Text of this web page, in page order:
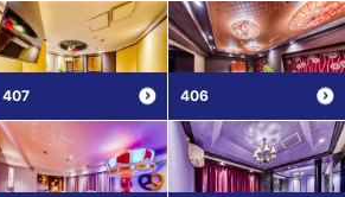
407 406